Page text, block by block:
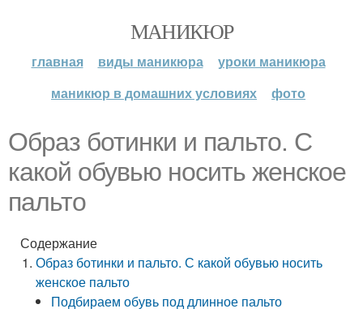
МАНИКЮР
главная виды маникюра
уроки маникюра
маникюр в домашних условиях
фото
Образ ботинки и пальто. С
какой обувью носить женское
пальто
Содержание
Образ ботинки и пальто. С какой обувью носить
женское пальто
Подбираем обувь под длинное пальто